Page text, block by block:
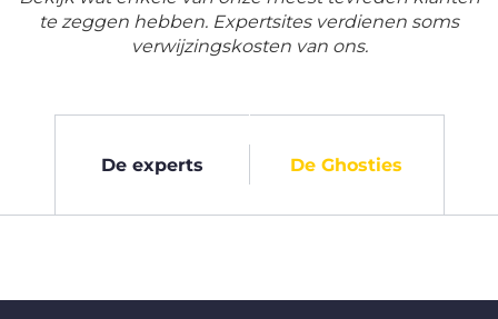
te zeggen hebben. Expertsites verdienen soms
verwijzingskosten van ons.
De experts De Ghosties